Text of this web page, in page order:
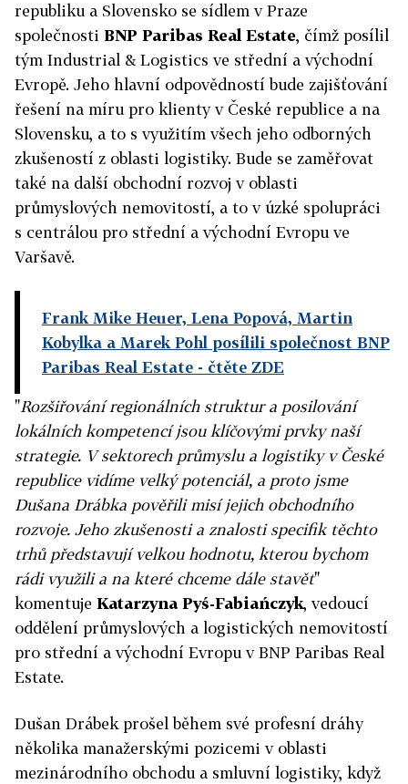
republiku a Slovensko se sídlem v Praze
společnosti BNP Paribas Real Estate, čímž posílil
tým Industrial & Logistics ve střední a východní
Evropě. Jeho hlavní odpovědností bude zajišťování
řešení na míru pro klienty v České republice a na
Slovensku, a to s využitím všech jeho odborných
zkušeností z oblasti logistiky. Bude se zaměřovat
také na další obchodní rozvoj v oblasti
průmyslových nemovitostí, a to v úzké spolupráci
s centrálou pro střední a východní Evropu ve
Varšavě.
Frank Mike Heuer, Lena Popová, Martin
Kobylka a Marek Pohl posílili společnost BNP
Paribas Real Estate - čtěte ZDE
"Rozšiřování regionálních struktur a posilování
lokálních kompetencí jsou klíčovými prvky naší
strategie. V sektorech průmyslu a logistiky v České
republice vidíme velký potenciál, a proto jsme
Dušana Drábka pověřili misí jejich obchodního
rozvoje. Jeho zkušenosti a znalosti specifik těchto
trhů představují velkou hodnotu, kterou bychom
rádi využili a na které chceme dále stavět"
komentuje Katarzyna Pyś-Fabiańczyk, vedoucí
oddělení průmyslových a logistických nemovitostí
pro střední a východní Evropu v BNP Paribas Real
Estate.
Dušan Drábek prošel během své profesní dráhy
několika manažerskými pozicemi v oblasti
mezinárodního obchodu a smluvní logistiky, když